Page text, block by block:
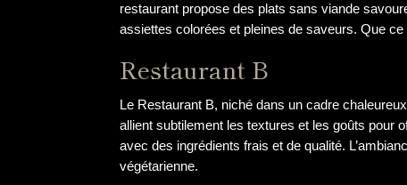
restaurant propose des plats sans viande
assiettes colorées et pleines de saveurs. Que
Restaurant B
Le Restaurant B, niché dans un cadre
allient subtilement les textures et les goûts pour
avec des ingrédients frais et de qualité.
végétarienne.